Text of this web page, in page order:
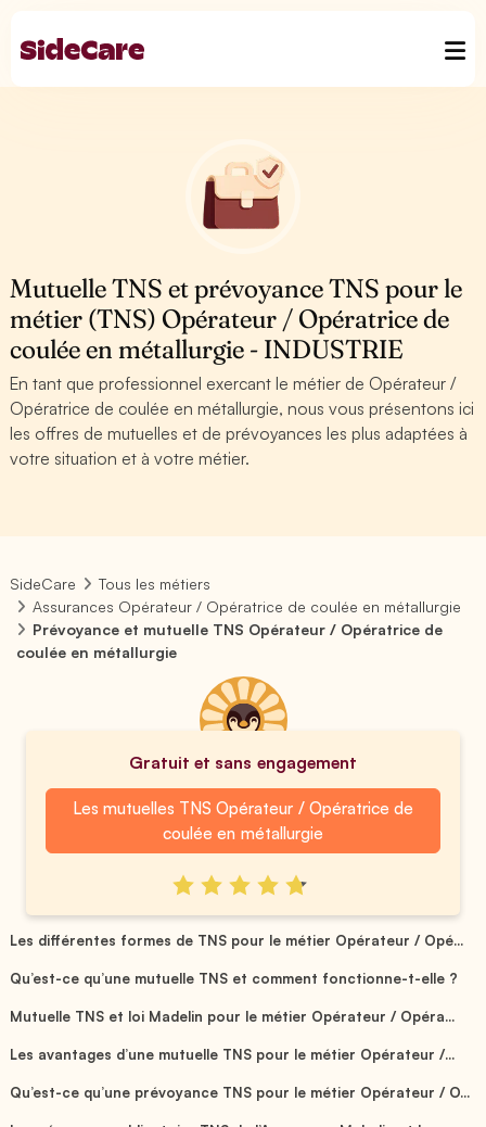
Mutuelle TNS et prévoyance TNS pour le
métier (TNS) Opérateur / Opératrice de
coulée en métallurgie - INDUSTRIE
En tant que professionnel exercant le métier de Opérateur /
Opératrice de coulée en métallurgie, nous vous présentons ici
les offres de mutuelles et de prévoyances les plus adaptées à
votre situation et à votre métier.
SideCare
Tous les métiers
Assurances Opérateur / Opératrice de coulée en métallurgie
Prévoyance et mutuelle TNS Opérateur / Opératrice de
coulée en métallurgie
Gratuit et sans engagement
Les mutuelles TNS Opérateur / Opératrice de
coulée en métallurgie
Les différentes formes de TNS pour le métier Opérateur / Opé...
Qu’est-ce qu’une mutuelle TNS et comment fonctionne-t-elle ?
Mutuelle TNS et loi Madelin pour le métier Opérateur / Opéra...
Les avantages d’une mutuelle TNS pour le métier Opérateur /...
Qu’est-ce qu’une prévoyance TNS pour le métier Opérateur / O...